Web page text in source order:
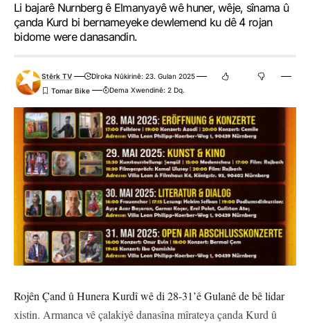
Li bajarê Nurnberg ê Elmanyayê wê huner, wêje, sînama û
çanda Kurd bi bernameyeke dewlemend ku dê 4 rojan
bidome were danasandin.
Stêrk TV
Dîroka Nûkirinê: 23. Gulan 2025
Dema Xwendinê: 2 Dq.
Rojên Çand û Hunera Kurdî wê di 28-31’ê Gulanê de bê lidar
xistin. Armanca vê çalakiyê danasîna mîrateya çanda Kurd û